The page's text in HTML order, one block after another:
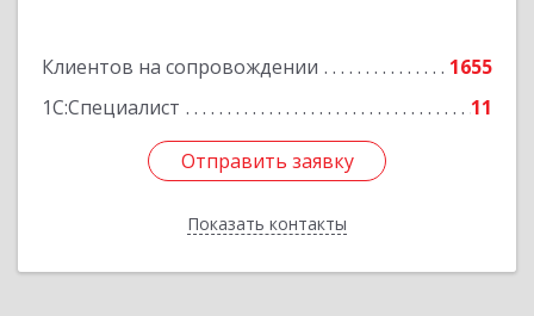
Клиентов на сопровождении
1655
1С:Специалист
11
Отправить заявку
Показать контакты
Отправить заявку
Назад